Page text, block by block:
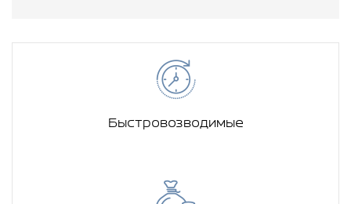
Быстровозводимые